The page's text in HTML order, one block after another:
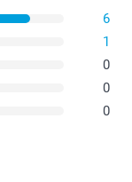
6
1
0
0
0